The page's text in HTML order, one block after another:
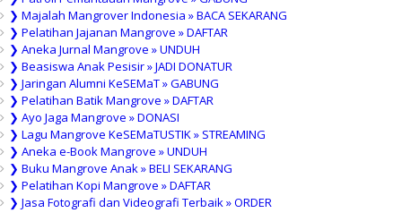
❯ Majalah Mangrover Indonesia » BACA SEKARANG
❯ Pelatihan Jajanan Mangrove » DAFTAR
❯ Aneka Jurnal Mangrove » UNDUH
❯ Beasiswa Anak Pesisir » JADI DONATUR
❯ Jaringan Alumni KeSEMaT » GABUNG
❯ Pelatihan Batik Mangrove » DAFTAR
❯ Ayo Jaga Mangrove » DONASI
❯ Lagu Mangrove KeSEMaTUSTIK » STREAMING
❯ Aneka e-Book Mangrove » UNDUH
❯ Buku Mangrove Anak » BELI SEKARANG
❯ Pelatihan Kopi Mangrove » DAFTAR
❯ Jasa Fotografi dan Videografi Terbaik » ORDER